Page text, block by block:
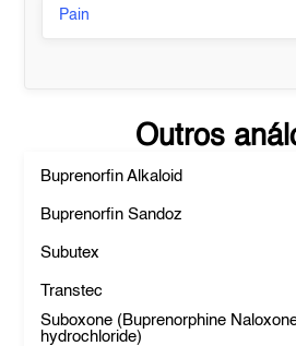
Pain
Outros
Buprenorfin Alkaloid
Buprenorfin Sandoz
Subutex
Transtec
Suboxone (Buprenorphine
hydrochloride)